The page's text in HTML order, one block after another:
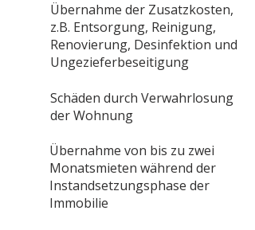
Übernahme der Zusatzkosten,
z.B. Entsorgung, Reinigung,
Renovierung, Desinfektion und
Ungezieferbeseitigung
Schäden durch Verwahrlosung
der Wohnung
Übernahme von bis zu zwei
Monatsmieten während der
Instandsetzungsphase der
Immobilie